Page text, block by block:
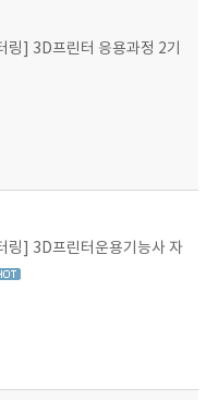
] 3D프린터 응용과정 2기
링] 3D프린터운용기능사 자